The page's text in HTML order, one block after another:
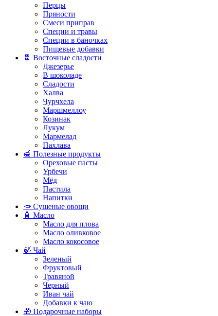
Перцы
Пряности
Смеси приправ
Специи и травы
Специи в баночках
Пищевые добавки
🍫 Восточные сладости
Джезерье
В шоколаде
Сладости
Халва
Чурчхела
Маршмеллоу
Козинак
Лукум
Мармелад
Пахлава
🍯 Полезные продукты
Ореховые пасты
Урбечи
Мёд
Пастила
Напитки
🥕 Сушеные овощи
🧴 Масло
Масло для плова
Масло оливковое
Масло кокосовое
🍃 Чай
Зеленый
Фруктовый
Травяной
Черный
Иван чай
Добавки к чаю
🎁 Подарочные наборы